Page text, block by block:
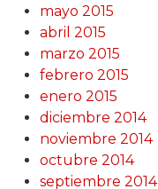
mayo 2015
abril 2015
marzo 2015
febrero 2015
enero 2015
diciembre 2014
noviembre 2014
octubre 2014
septiembre 2014